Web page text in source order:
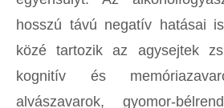
hosszú távú negatív hatásai
közé tartozik az agysejtek
kognitív és
alvászavarok, gyomor-